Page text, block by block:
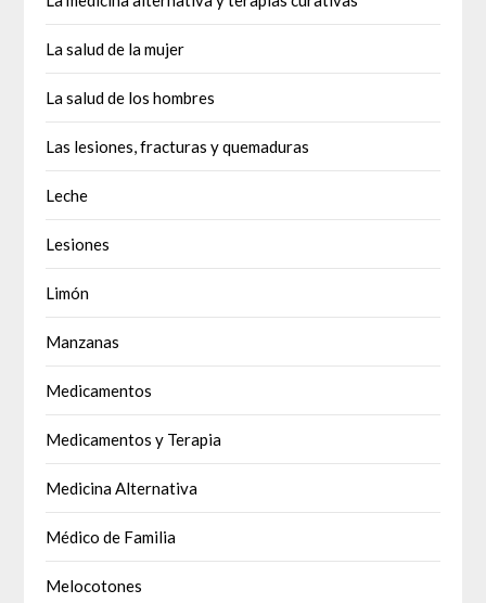
La salud de la mujer
La salud de los hombres
Las lesiones, fracturas y quemaduras
Leche
Lesiones
Limón
Manzanas
Medicamentos
Medicamentos y Terapia
Medicina Alternativa
Médico de Familia
Melocotones